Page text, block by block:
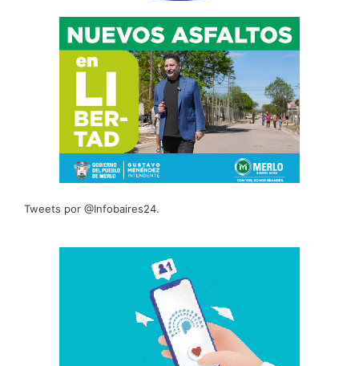
Tweets por @Infobaires24.